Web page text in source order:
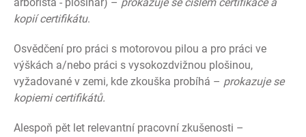
kopií certifikátu.
Osvědčení pro práci s motorovou pilou a pro práci ve
výškách a/nebo práci s vysokozdvižnou plošinou,
vyžadované v zemi, kde zkouška probíhá – prokazuje se
kopiemi certifikátů.
Alespoň pět let relevantní pracovní zkušenosti –